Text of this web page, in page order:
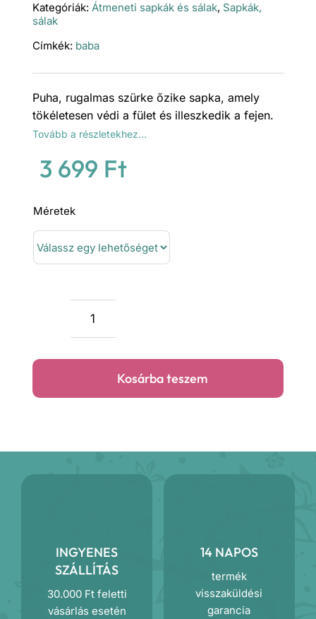
Kategóriák: Átmeneti sapkák és sálak, Sapkák,
sálak
Címkék: baba
Puha, rugalmas szürke őzike sapka, amely
tökéletesen védi a fület és illeszkedik a fejen.
Tovább a részletekhez…
3 699 Ft
Méretek
Szürke
mennyiség
Kosárba teszem
INGYENES
SZÁLLÍTÁS
30.000 Ft feletti
vásárlás esetén
14 NAPOS
termék
visszaküldési
garancia